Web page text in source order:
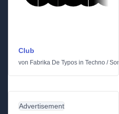
Club
von Fabrika De Typos in Techno /
Advertisement